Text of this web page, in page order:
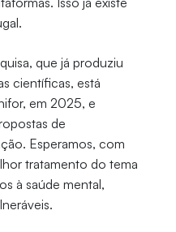
que já produziu
científicas, está
em 2025, e
de
Esperamos, com
tratamento do tema
à saúde mental,